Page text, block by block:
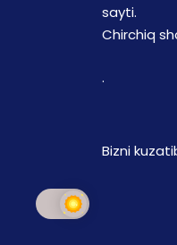
sayti.
Chirchiq
.
Bizni